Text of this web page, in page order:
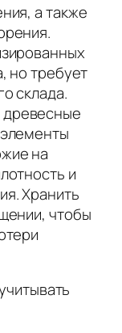
а также
но требует
склада.
на
и
Хранить
чтобы